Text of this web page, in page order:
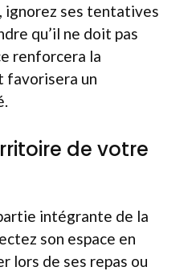
ignorez ses tentatives
qu’il ne doit pas
renforcera la
favorisera un
de votre
intégrante de la
son espace en
lors de ses repas ou